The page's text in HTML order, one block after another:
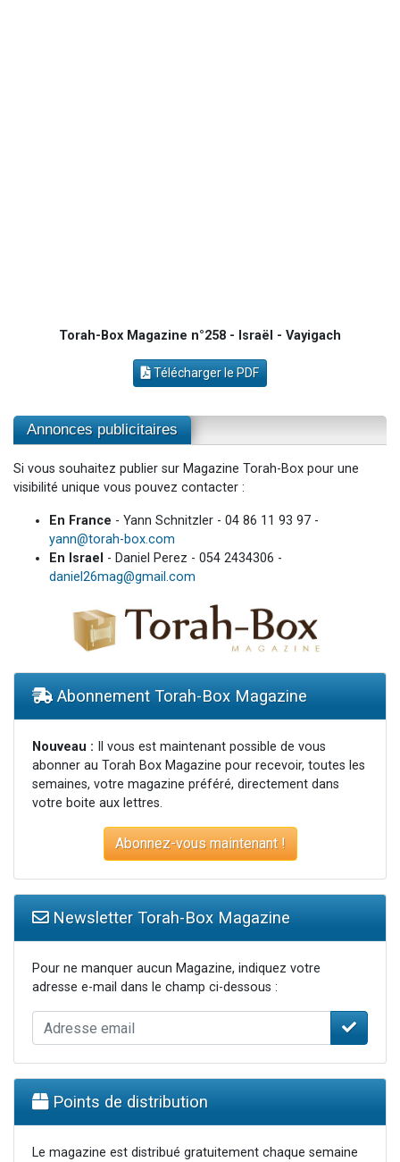
Torah-Box Magazine n°258 - Israël - Vayigach
Télécharger le PDF
Annonces publicitaires
Si vous souhaitez publier sur Magazine Torah-Box pour une
visibilité unique vous pouvez contacter :
En France - Yann Schnitzler - 04 86 11 93 97 -
yann@torah-box.com
En Israel - Daniel Perez - 054 2434306 -
daniel26mag@gmail.com
Abonnement Torah-Box Magazine
Nouveau : Il vous est maintenant possible de vous
abonner au Torah Box Magazine pour recevoir, toutes les
semaines, votre magazine préféré, directement dans
votre boite aux lettres.
Abonnez-vous maintenant !
Newsletter Torah-Box Magazine
Pour ne manquer aucun Magazine, indiquez votre
adresse e-mail dans le champ ci-dessous :
Points de distribution
Le magazine est distribué gratuitement chaque semaine